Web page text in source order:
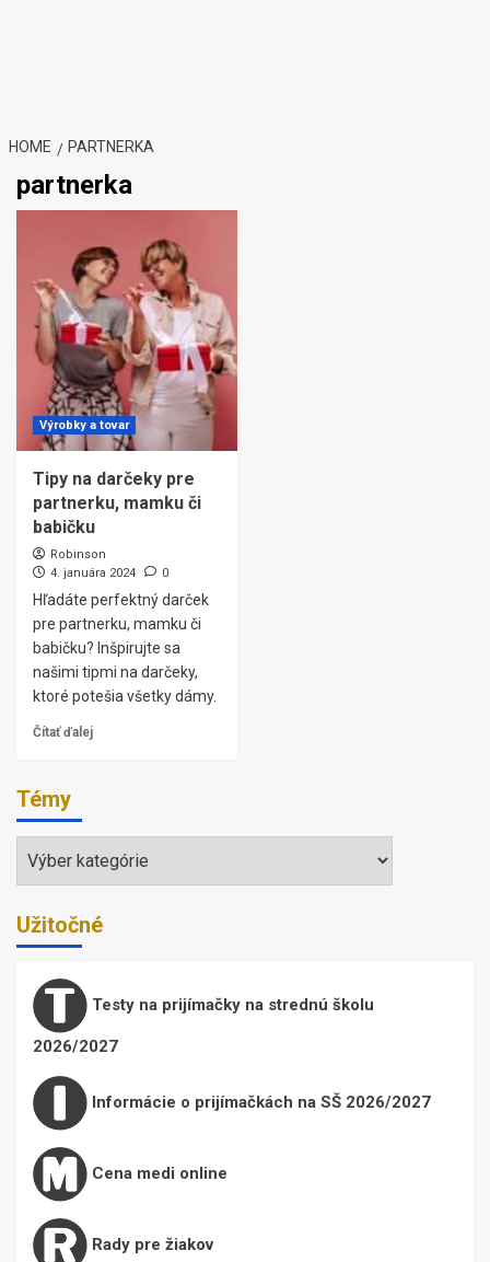
HOME PARTNERKA
partnerka
Výrobky a tovar
Tipy na darčeky pre
partnerku, mamku či
babičku
Robinson
4. januára 2024
0
Hľadáte perfektný darček
pre partnerku, mamku či
babičku? Inšpirujte sa
našimi tipmi na darčeky,
ktoré potešia všetky dámy.
Čítať ďalej
Témy
Témy
Užitočné
Testy na prijímačky na strednú školu
2026/2027
Informácie o prijímačkách na SŠ 2026/2027
Cena medi online
Rady pre žiakov